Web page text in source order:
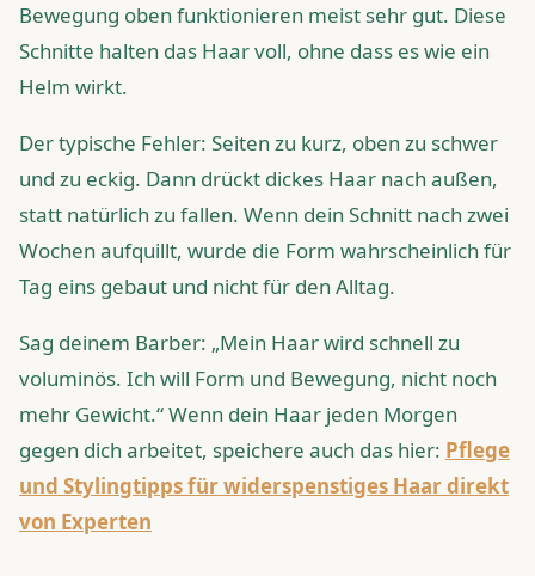
Bewegung oben funktionieren meist sehr gut. Diese
Schnitte halten das Haar voll, ohne dass es wie ein
Helm wirkt.
Der typische Fehler: Seiten zu kurz, oben zu schwer
und zu eckig. Dann drückt dickes Haar nach außen,
statt natürlich zu fallen. Wenn dein Schnitt nach zwei
Wochen aufquillt, wurde die Form wahrscheinlich für
Tag eins gebaut und nicht für den Alltag.
Sag deinem Barber: „Mein Haar wird schnell zu
voluminös. Ich will Form und Bewegung, nicht noch
mehr Gewicht.“ Wenn dein Haar jeden Morgen
gegen dich arbeitet, speichere auch das hier: Pflege
und Stylingtipps für widerspenstiges Haar direkt
von Experten